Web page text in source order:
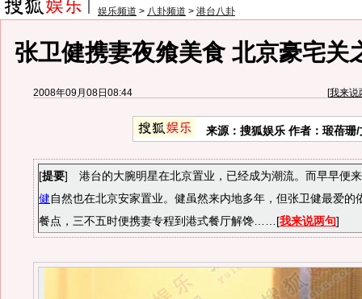
娱乐频道 > 八卦频道 > 港台八卦
张卫健携妻夜飨美食 北京豪宅关
2008年09月08日08:44 [我来说
来源：搜狐娱乐 作者：瑖蓓珊
[提要] 港台的大腕明星在北京置业，已经成为潮流。而早早便
健自然也在北京安家置业。健虽然来内地多年，但张卫健最爱的
餐点，三不五时便携妻专程到港式餐厅解馋……[我来说两句]